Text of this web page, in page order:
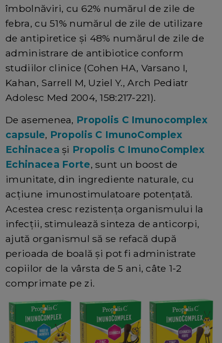
îmbolnăviri, cu 62% numărul de zile de
febra, cu 51% numărul de zile de utilizare
de antipiretice și 48% numărul de zile de
administrare de antibiotice conform
studiilor clinice (Cohen HA, Varsano I,
Kahan, Sarrell M, Uziel Y., Arch Pediatr
Adolesc Med 2004, 158:217-221).
De asemenea, Propolis C Imunocomplex
capsule, Propolis C ImunoComplex
Echinacea și Propolis C ImunoComplex
Echinacea Forte, sunt un boost de
imunitate, din ingrediente naturale, cu
acțiune imunostimulatoare potențată.
Acestea cresc rezistența organismului la
infecții, stimulează sinteza de anticorpi,
ajută organismul să se refacă după
perioada de boală și pot fi administrate
copiilor de la vârsta de 5 ani, câte 1-2
comprimate pe zi.